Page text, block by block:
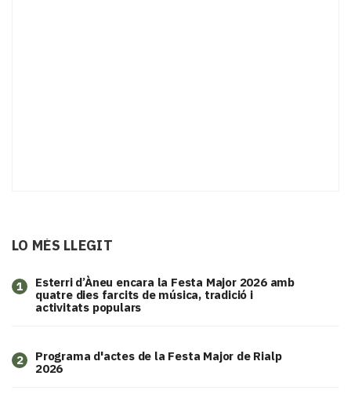
LO MÉS LLEGIT
1
Esterri d’Àneu encara la Festa Major 2026 amb
quatre dies farcits de música, tradició i
activitats populars
2
Programa d'actes de la Festa Major de Rialp
2026